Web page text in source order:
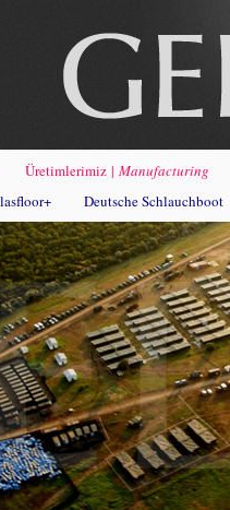
Üretimlerimiz| Manufacturing
Deutsche Schlauchboot